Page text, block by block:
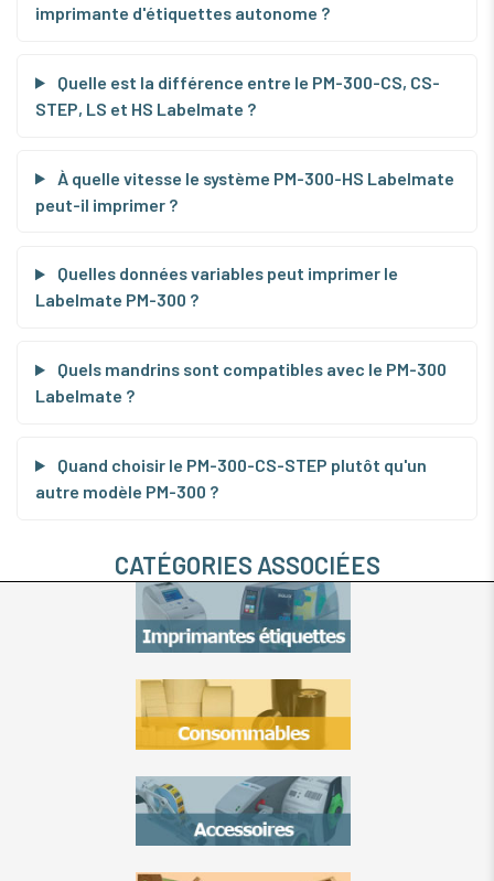
imprimante d'étiquettes autonome ?
Quelle est la différence entre le PM-300-CS, CS-
STEP, LS et HS Labelmate ?
À quelle vitesse le système PM-300-HS Labelmate
peut-il imprimer ?
Quelles données variables peut imprimer le
Labelmate PM-300 ?
Quels mandrins sont compatibles avec le PM-300
Labelmate ?
Quand choisir le PM-300-CS-STEP plutôt qu'un
autre modèle PM-300 ?
CATÉGORIES ASSOCIÉES